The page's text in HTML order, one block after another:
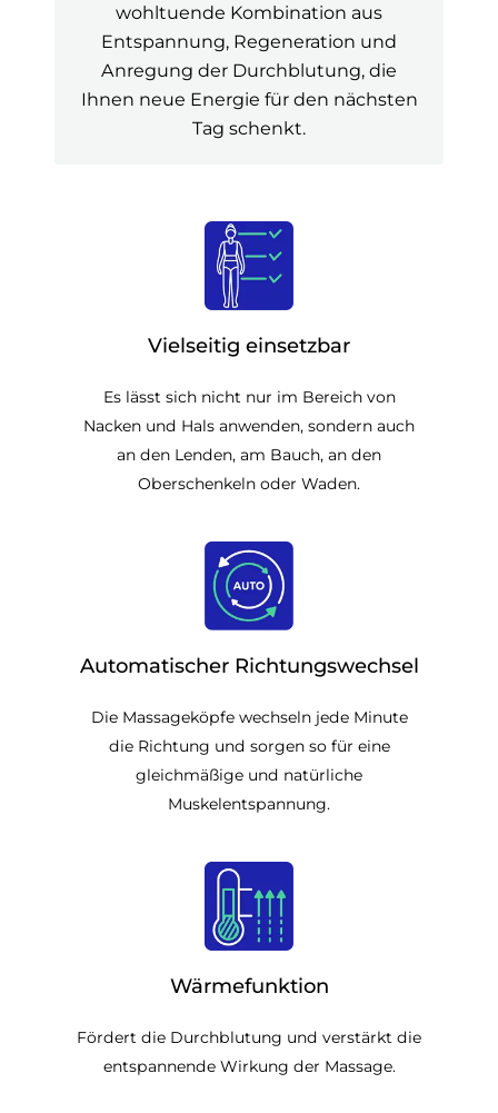
wohltuende Kombination aus
Entspannung, Regeneration und
Anregung der Durchblutung, die
Ihnen neue Energie für den nächsten
Tag schenkt.
Vielseitig einsetzbar
Es lässt sich nicht nur im Bereich von
Nacken und Hals anwenden, sondern auch
an den Lenden, am Bauch, an den
Oberschenkeln oder Waden.
Automatischer Richtungswechsel
Die Massageköpfe wechseln jede Minute
die Richtung und sorgen so für eine
gleichmäßige und natürliche
Muskelentspannung.
Wärmefunktion
Fördert die Durchblutung und verstärkt die
entspannende Wirkung der Massage.